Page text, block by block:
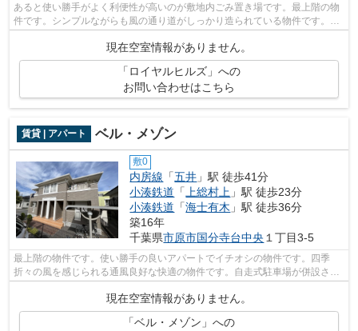
あると使い勝手がよく利便性が高いのが敷地内ごみ置き場です。最上階の物
件です。シンプルながらも風の通り道がしっかり造られている物件です。こ
ちらの物件は自走式駐車場がご利用い...
現在空室情報がありません。
「ロイヤルヒルズ」への
お問い合わせはこちら
賃貸 | アパート ベル・メゾン
敷0
内房線 「五井 」駅 徒歩41分
小湊鉄道 「 上総村上 」駅 徒歩23分
小湊鉄道 「海士有木 」駅 徒歩36分
築16年
千葉県市原市国分寺台中央 １丁目3-5
最上階の物件です。使い勝手の良いアパートでイチオシの物件です。四季
折々の風を感じられる通風良好な快適の物件です。自走式駐車場が併設され
現在空室情報がありません。
「ベル・メゾン」への